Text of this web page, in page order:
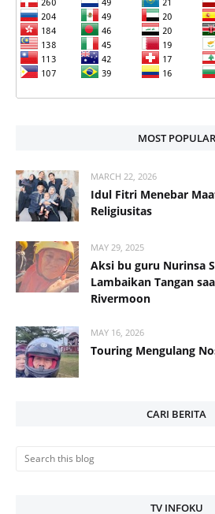
MOST POPULAR
MARCH 22, 2026
Idul Fitri Menebar
Religiusitas
MAY 29, 2025
Aksi bu guru Nurinsa
Lambaikan Tangan
Rivermoon
MAY 16, 2026
Touring Mengulang
CARI BERITA
TV INFOKU